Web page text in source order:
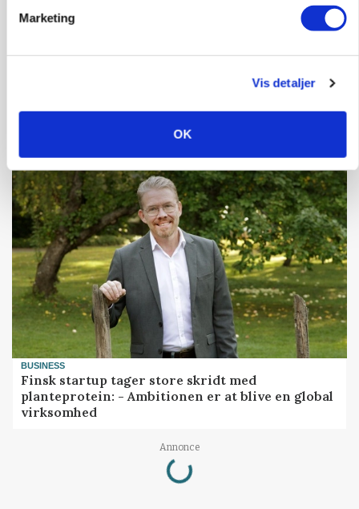
Marketing
Vis detaljer
OK
PLANTER
Danish Agro: Høsten tegner til god kvalitet og
BUSINESS
Finsk startup tager store skridt med
planteprotein: - Ambitionen er at blive en global
virksomhed
Annonce
Loading...